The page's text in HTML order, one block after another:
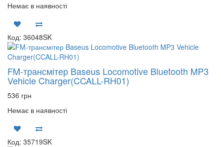
Немає в наявності
Код: 36048SK
FM-трансмітер Baseus Locomotive Bluetooth MP3
Vehicle Charger(CCALL-RH01)
536 грн
Немає в наявності
Код: 35719SK